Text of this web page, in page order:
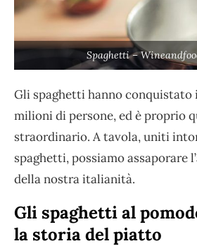
Spaghetti –
Gli spaghetti hanno conquistato
milioni di persone, ed è proprio
straordinario. A tavola, uniti
spaghetti, possiamo assaporare
della nostra italianità.
Gli spaghetti al
la storia del piatto